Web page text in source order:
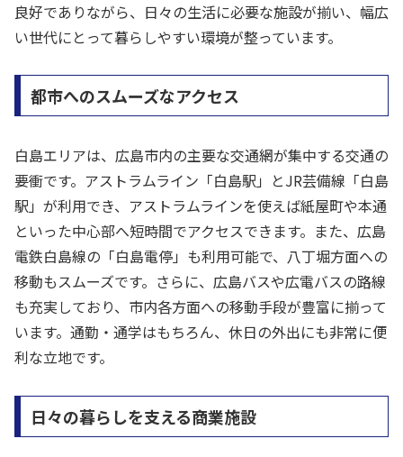
良好でありながら、日々の生活に必要な施設が揃い、幅広
い世代にとって暮らしやすい環境が整っています。
都市へのスムーズなアクセス
白島エリアは、広島市内の主要な交通網が集中する交通の
要衝です。アストラムライン「白島駅」とJR芸備線「白島
駅」が利用でき、アストラムラインを使えば紙屋町や本通
といった中心部へ短時間でアクセスできます。また、広島
電鉄白島線の「白島電停」も利用可能で、八丁堀方面への
移動もスムーズです。さらに、広島バスや広電バスの路線
も充実しており、市内各方面への移動手段が豊富に揃って
います。通勤・通学はもちろん、休日の外出にも非常に便
利な立地です。
日々の暮らしを支える商業施設